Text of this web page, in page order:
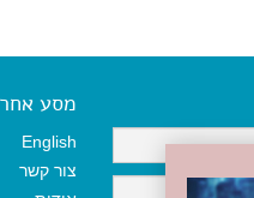
מסע אחר
English
צור קשר